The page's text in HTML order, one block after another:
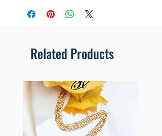
Related Products